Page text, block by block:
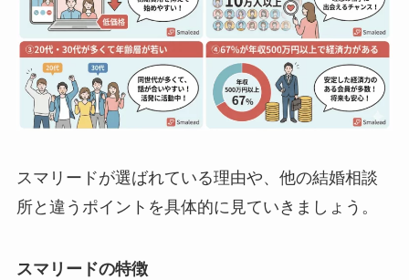
スマリードが選ばれている理由や、他の結婚相談
所と違うポイントを具体的に見ていきましょう。
スマリードの特徴